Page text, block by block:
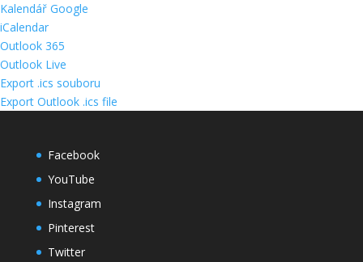
Kalendář Google
iCalendar
Outlook 365
Outlook Live
Export .ics souboru
Export Outlook .ics file
Facebook
YouTube
Instagram
Pinterest
Twitter